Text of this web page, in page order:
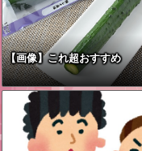
【画像】これ超おすすめ